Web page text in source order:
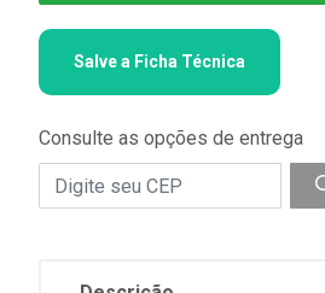
Salve a Ficha Técnica
Consulte as opções de entrega